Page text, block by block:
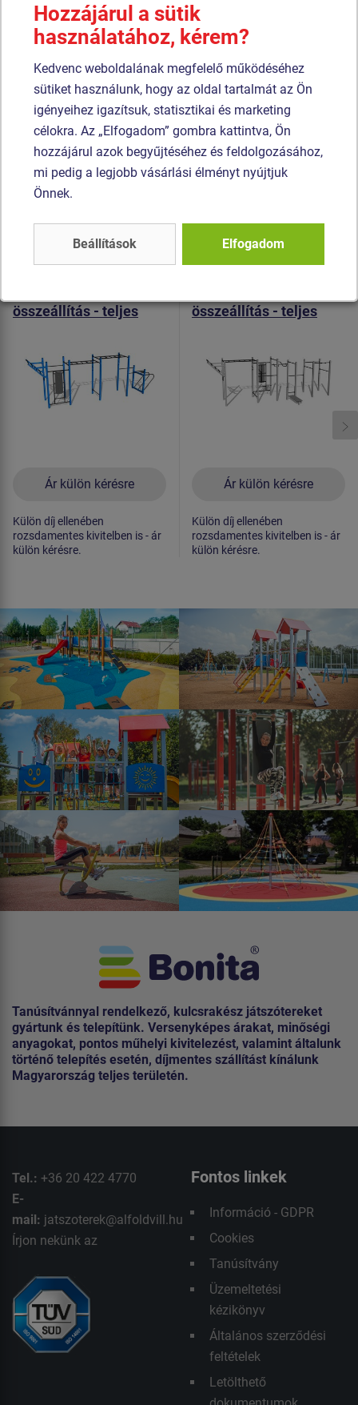
amelyet szemcseszórással és többrétegű, égetett festéssel
kezelnek. A szerkezetek beton alapba kerülnek rögzítésre. A
műanyagból (teljesen festett nagy sűrűségű polietilénből
készülnek, melyet nagyfokú színállandóság, UV-álló
képesség és főleg biztonság jellemez, mivel nem törékeny,
és ezáltal a gyerekeket nem fenyegeti az éles letörött
részek általi sérülés veszélye). Az összekötőelemek
horganyzottak vagy rozsdamentes acélból készülnek.
Hasonló termék
összeállítás - teljes
Ár külön kérésre
Külön díj ellenében
rozsdamentes kivitelben is - ár
külön kérésre.
összeállítás - teljes
Ár külön kérésre
Külön díj ellenében
rozsdamentes kivitelben is - ár
külön kérésre.
Tanúsítvánnyal rendelkező, kulcsrakész játszótereket
gyártunk és telepítünk. Versenyképes árakat, minőségi
anyagokat, pontos műhelyi kivitelezést, valamint általunk
történő telepítés esetén, díjmentes szállítást kínálunk
Magyarország teljes területén.
Tel.: +36 20 422 4770
E-
mail: jatszoterek@alfoldvill.hu
Írjon nekünk az
Fontos linkek
Információ - GDPR
Cookies
Tanúsítvány
Üzemeltetési
kézikönyv
Általános szerződési
feltételek
Letölthető
Hozzájárul a sütik
használatához, kérem?
Kedvenc weboldalának megfelelő működéséhez
sütiket használunk, hogy az oldal tartalmát az Ön
igényeihez igazítsuk, statisztikai és marketing
célokra. Az „Elfogadom” gombra kattintva, Ön
hozzájárul azok begyűjtéséhez és feldolgozásához,
mi pedig a legjobb vásárlási élményt nyújtjuk
Önnek.
Beállítások Elfogadom